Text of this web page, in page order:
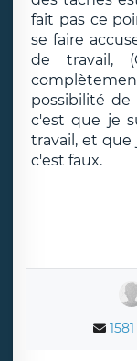
fait pas ce
se faire
de travail,
possibilité de
c'est que je
travail, et que
c'est faux.